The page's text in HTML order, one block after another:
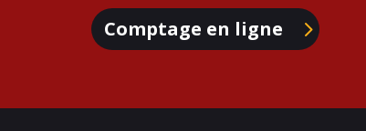
Comptage en ligne